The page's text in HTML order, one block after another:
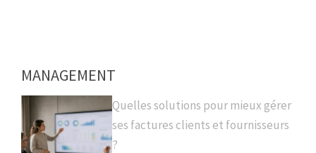
MANAGEMENT
Quelles solutions pour mieux gérer
ses factures clients et fournisseurs
?